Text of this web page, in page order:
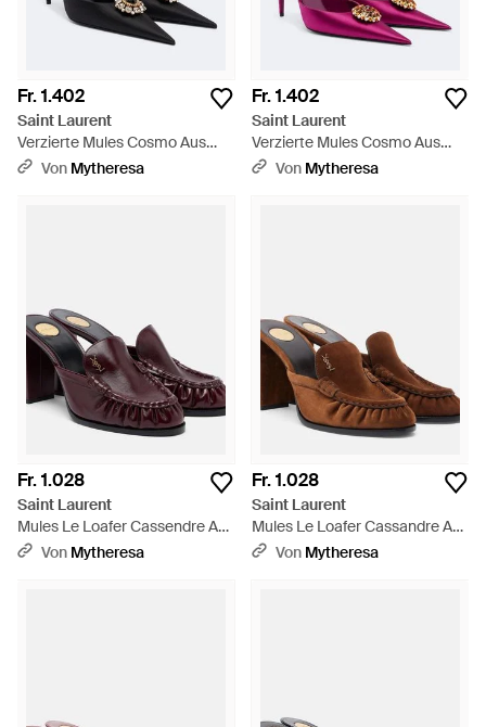
Fr. 1.402
Saint Laurent
Verzierte Mules Cosmo Aus
Satin - Schwarz
Von Mytheresa
Fr. 1.402
Saint Laurent
Verzierte Mules Cosmo Aus
Crepe - Pink
Von Mytheresa
Fr. 1.028
Saint Laurent
Mules Le Loafer Cassendre Aus
Leder - Braun
Von Mytheresa
Fr. 1.028
Saint Laurent
Mules Le Loafer Cassandre Aus
Veloursleder - Braun
Von Mytheresa